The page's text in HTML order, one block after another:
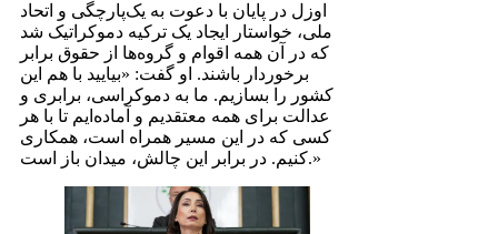
اوزل در پایان با دعوت به یک‌پارچگی و اتحاد
ملی، خواستار ایجاد یک ترکیه دموکراتیک شد
که در آن همه اقوام و گروه‌ها از حقوق برابر
برخوردار باشند. او گفت: «بیایید با هم این
کشور را بسازیم. ما به دموکراسی، برابری و
عدالت برای همه معتقدیم و آماده‌ایم تا با هر
کسی که در این مسیر همراه است، همکاری
کنیم. در برابر این چالش، میدان باز است.»